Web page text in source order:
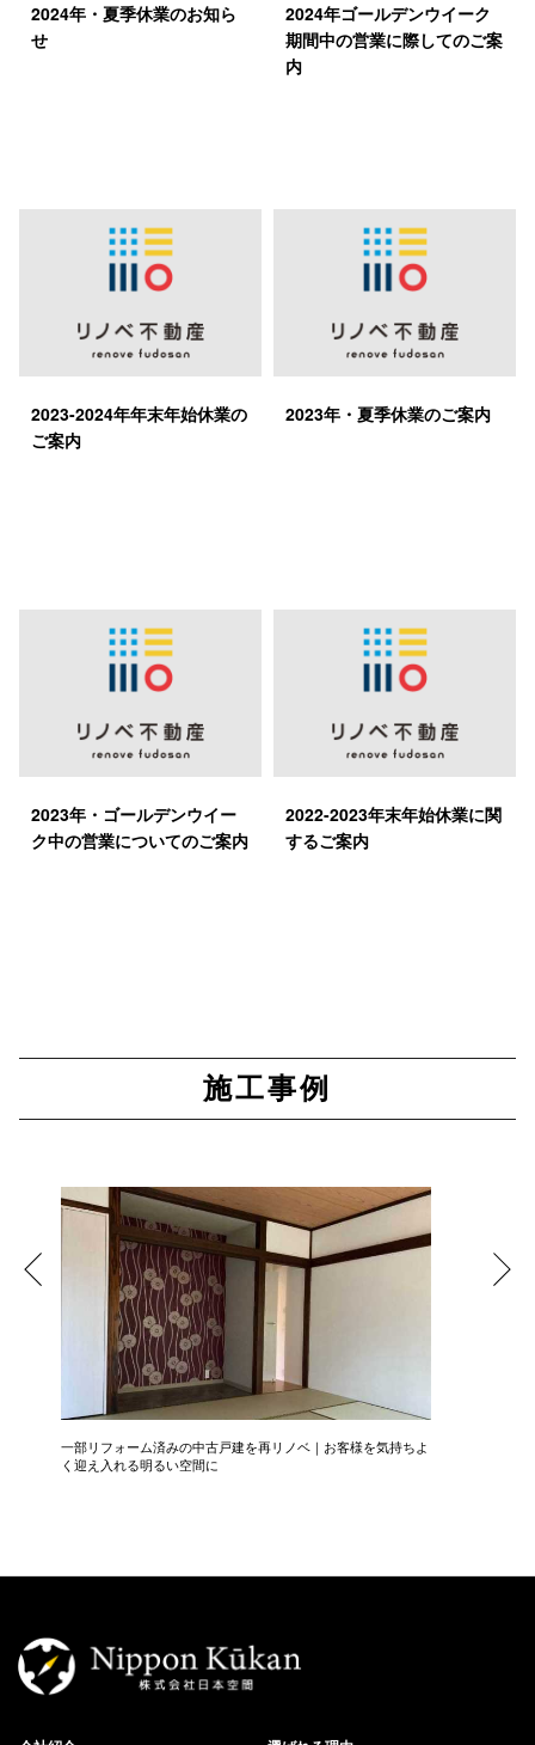
2024年・夏季休業のお知ら
せ
2024年ゴールデンウイーク
期間中の営業に際してのご案
内
2023-2024年年末年始休業の
ご案内
2023年・夏季休業のご案内
2023年・ゴールデンウイー
ク中の営業についてのご案内
2022-2023年末年始休業に関
するご案内
施工事例
一部リフォーム済みの中古戸建を再リノベ｜お客様を気持ちよ
く迎え入れる明るい空間に